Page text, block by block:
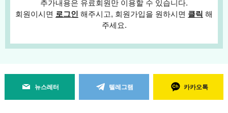
추가내용은 유료회원만 이용할 수 있습니다.
회원이시면 로그인 해주시고, 회원가입을 원하시면 클릭 해
주세요.
뉴스레터 텔레그램 카카오톡